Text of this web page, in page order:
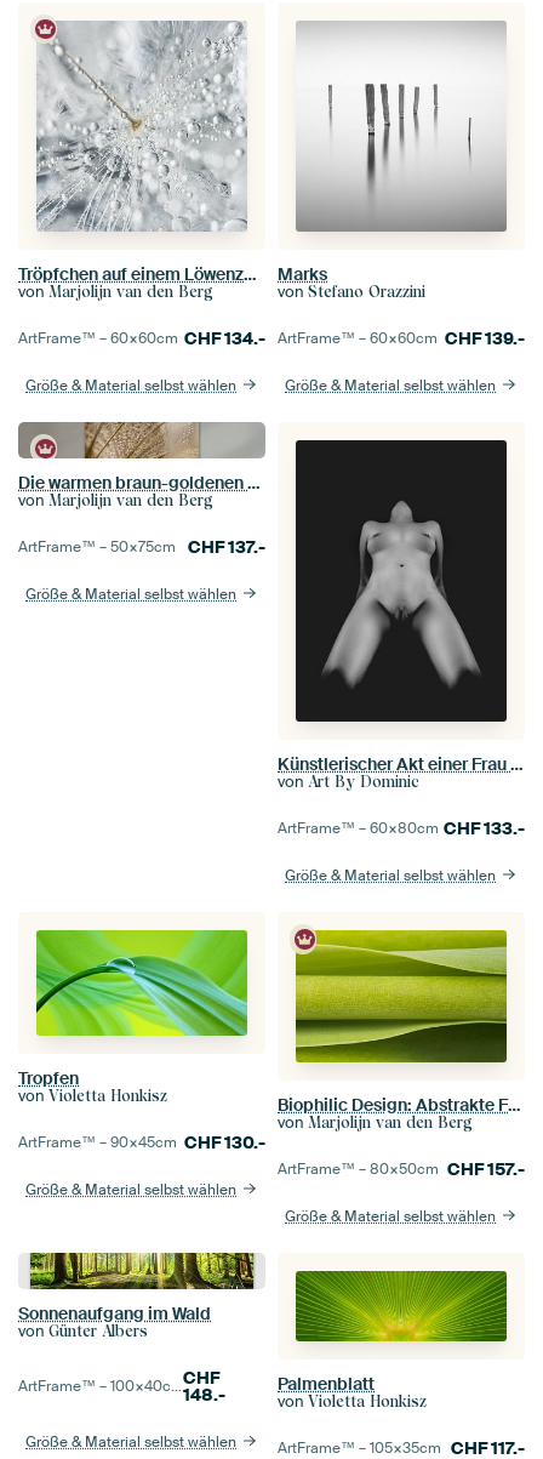
Tröpfchen auf einem Löwenzahnflaum
von Marjolijn van den Berg
ArtFrame™ –60×60cm CHF134.-
Größe & Material selbst wählen
Marks
von Stefano Orazzini
ArtFrame™ –60×60cm CHF139.-
Größe & Material selbst wählen
Die warmen braun-goldenen Farben eines Tragopogon
von Marjolijn van den Berg
ArtFrame™ –50×75cm CHF137.-
Größe & Material selbst wählen
Künstlerischer Akt einer Frau in Low Key Bodyscape / Schwarz-Weiß
von Art By Dominic
ArtFrame™ –60×80cm CHF133.-
Größe & Material selbst wählen
Tropfen
von Violetta Honkisz
ArtFrame™ –90×45cm CHF130.-
Größe & Material selbst wählen
Biophilic Design: Abstrakte Fotografie: Grün horizontal
von Marjolijn van den Berg
ArtFrame™ –80×50cm CHF157.-
Größe & Material selbst wählen
Sonnenaufgang im Wald
von Günter Albers
ArtFrame™ –100×40cm CHF
148.-
Größe & Material selbst wählen
Palmenblatt
von Violetta Honkisz
ArtFrame™ –105×35cm CHF117.-